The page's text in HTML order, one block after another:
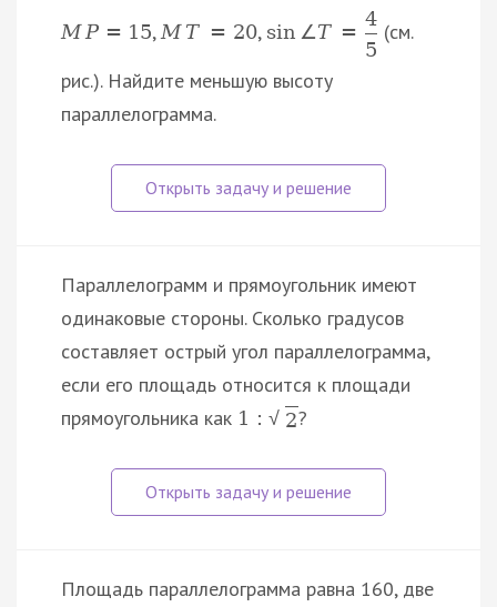
M P = 15,M T = 20, sin ∠T =
4
5
(см.
рис.). Найдите меньшую высоту
параллелограмма.
Параллелограмм и прямоугольник имеют
одинаковые стороны. Сколько градусов
составляет острый угол параллелограмма,
если его площадь относится к площади
прямоугольника как 1 : √ 2?
Площадь параллелограмма равна 160, две